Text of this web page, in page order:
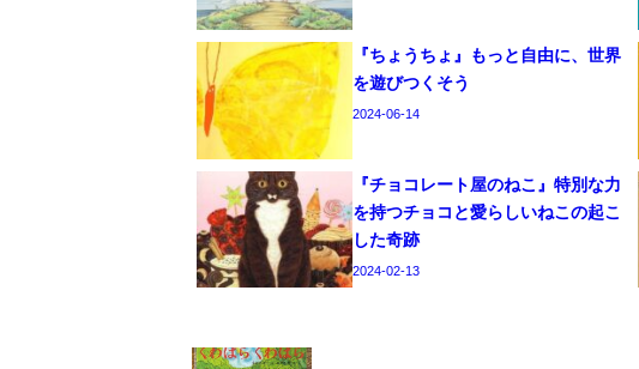
『ちょうちょ』もっと自由に、世界
を遊びつくそう
2024-06-14
『チョコレート屋のねこ』特別な力
を持つチョコと愛らしいねこの起こ
した奇跡
2024-02-13